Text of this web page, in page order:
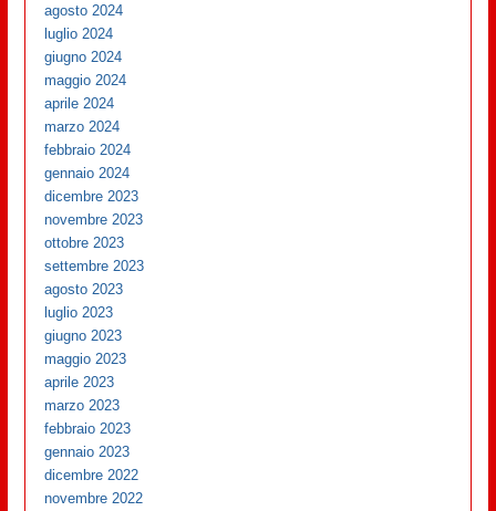
agosto 2024
luglio 2024
giugno 2024
maggio 2024
aprile 2024
marzo 2024
febbraio 2024
gennaio 2024
dicembre 2023
novembre 2023
ottobre 2023
settembre 2023
agosto 2023
luglio 2023
giugno 2023
maggio 2023
aprile 2023
marzo 2023
febbraio 2023
gennaio 2023
dicembre 2022
novembre 2022